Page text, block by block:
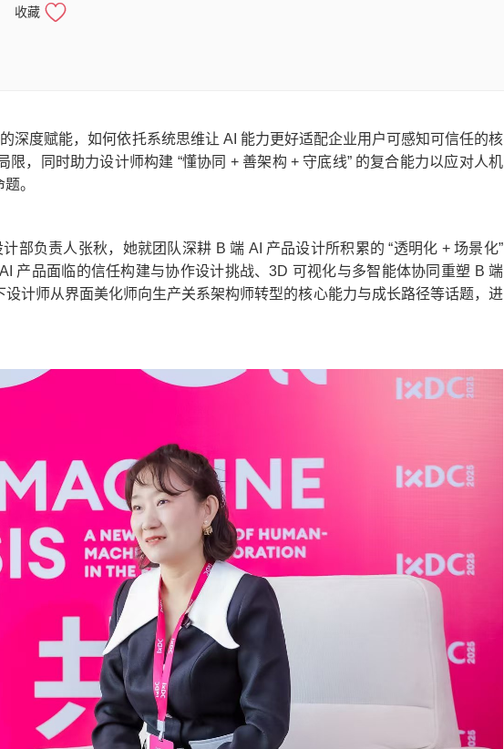
收藏
深度赋能，如何依托系统思维让 AI 能力更好适配企业用户可感知可信任的核
限，同时助力设计师构建 “懂协同 + 善架构 + 守底线” 的复合能力以应对人机
。
部负责人张秋，她就团队深耕 B 端 AI 产品设计所积累的 “透明化 + 场景化”
产品面临的信任构建与协作设计挑战、3D 可视化与多智能体协同重塑 B 端
计师从界面美化师向生产关系架构师转型的核心能力与成长路径等话题，进